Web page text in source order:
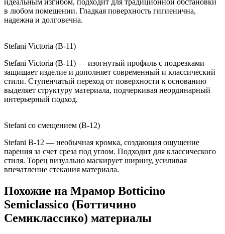
идеальным изгибом, подходит для традиционной обстановки
в любом помещении. Гладкая поверхность гигиенична,
надежна и долговечна.
Stefani Victoria (B-11)
Stefani Victoria (B-11) — изогнутый профиль с подрезками
защищает изделие и дополняет современный и классический
стили. Ступенчатый переход от поверхности к основанию
выделяет структуру материала, подчеркивая неординарный
интерьерный подход.
Stefani со смещением (B-12)
Stefani B-12 — необычная кромка, создающая ощущение
парения за счет среза под углом. Подходит для классического
стиля. Торец визуально маскирует ширину, усиливая
впечатление стекания материала.
Похожие на Мрамор Botticino
Semiclassico (Боттичино
Семиклассико) материалы